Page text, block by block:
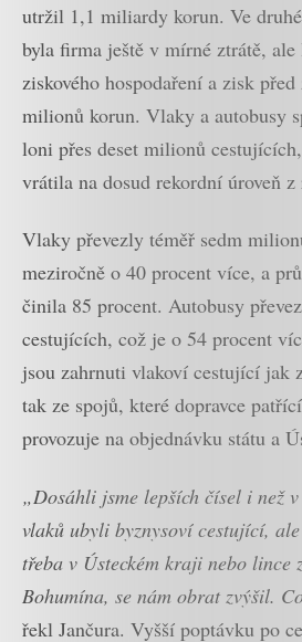
utržil 1,1 miliardy korun. Ve
byla firma ještě v mírné ztrátě,
ziskového hospodaření a zisk
milionů korun. Vlaky a autobusy
loni přes deset milionů
vrátila na dosud rekordní úroveň z
Vlaky převezly téměř sedm
meziročně o 40 procent více, a
činila 85 procent. Autobusy
cestujících, což je o 54 procent
jsou zahrnuti vlakoví cestující jak
tak ze spojů, které dopravce
provozuje na objednávku státu a
„Dosáhli jsme lepších čísel i než
vlaků ubyli byznysoví cestující,
třeba v Ústeckém kraji nebo lince
Bohumína, se nám obrat zvýšil.
řekl Jančura. Vyšší poptávku po